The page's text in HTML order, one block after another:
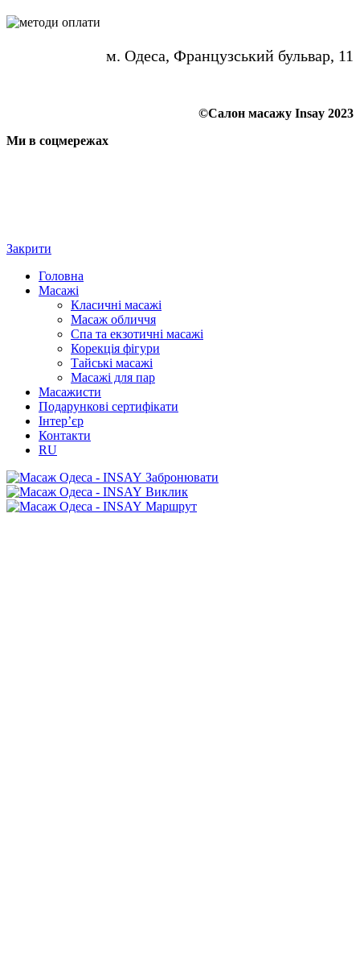
м. Одеса, Французський бульвар, 11
©Салон масажу Insay 2023
Ми в соцмережах
Закрити
Головна
Масажі
Класичні масажі
Масаж обличчя
Спа та екзотичні масажі
Корекція фігури
Тайські масажі
Масажі для пар
Масажисти
Подарункові сертифікати
Інтер’єр
Контакти
RU
Забронювати
Виклик
Маршрут